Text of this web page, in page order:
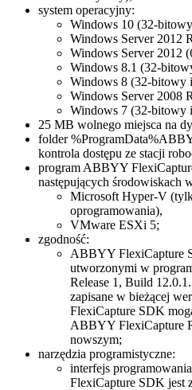
system operacyjny:
Windows 10 (32-
Windows Server 2012
Windows Server 2012
Windows 8.1 (32-
Windows 8 (32-bitowy
Windows Server 2008
Windows 7 (32-bitowy
25 MB wolnego miejsca na
folder
kontrola dostępu ze stacji
program ABBYY
następujących środowiskach
Microsoft Hyper-V
oprogramowania),
VMware ESXi 5;
zgodność:
ABBYY FlexiCapture
utworzonymi w
Release 1, Build
zapisane w bieżącej
FlexiCapture SDK
ABBYY FlexiCapture
nowszym;
narzędzia programistyczne:
interfejs
FlexiCapture SDK jest